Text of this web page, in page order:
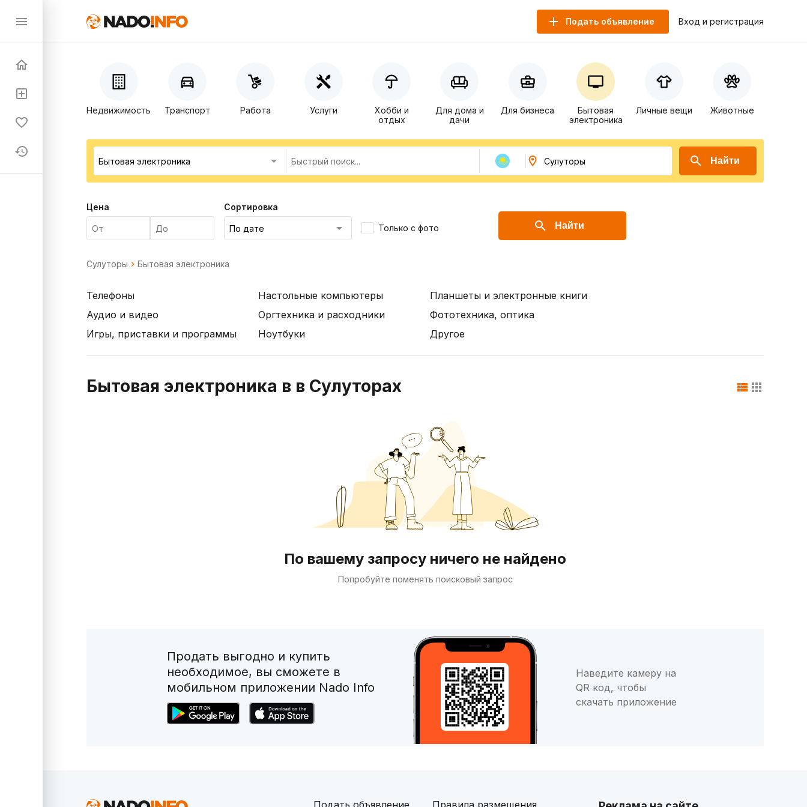
Подать объявление Вход и регистрация
Недвижимость Транспорт Работа Услуги
Хобби и
отдых
Для дома и
дачи
Для бизнеса
Бытовая
электроника
Личные вещи Животные
Найти
Цена Сортировка
Только с фото Найти
Сулуторы Бытовая электроника
Телефоны
Аудио и видео
Игры, приставки и программы
Настольные компьютеры
Оргтехника и расходники
Ноутбуки
Планшеты и электронные книги
Фототехника, оптика
Другое
Бытовая электроника в в Сулуторах
По вашему запросу ничего не найдено
Попробуйте поменять поисковый запрос
Продать выгодно и купить
необходимое, вы сможете в
мобильном приложении Nado Info
Наведите камеру на
QR код, чтобы
скачать приложение
Подать объявление Правила размещения